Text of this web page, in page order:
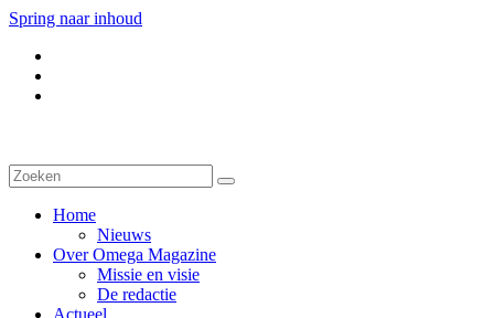
Spring naar inhoud
Home
Nieuws
Over Omega Magazine
Missie en visie
De redactie
Actueel